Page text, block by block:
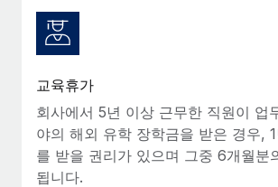
교육휴가
회사에서 5년 이상 근무한 직원이 업
야의 해외 유학 장학금을 받은 경우,
를 받을 권리가 있으며 그중 6개월분
됩니다.